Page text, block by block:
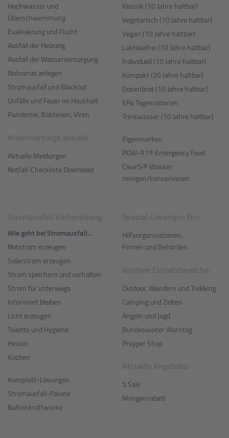
Hochwasser und
Überschwemmung
Evakuierung und Flucht
Ausfall der Heizung
Ausfall der Wasserversorgung
Notvorrat anlegen
Stromausfall und Blackout
Unfälle und Feuer im Haushalt
Pandemie, Bakterien, Viren
Aktuelle Meldungen
Notfall-Checkliste Download
Klassik (10 Jahre haltbar)
Vegetarisch (10 Jahre haltbar)
Vegan (10 Jahre haltbar)
Laktosefrei (10 Jahre haltbar)
Individuell (10 Jahre haltbar)
Kompakt (20 Jahre haltbar)
Dosenbrot (10 Jahre haltbar)
EPa Tagesrationen
Trinkwasser (10 Jahre haltbar)
Eigenmarken
POW-R1® Emergency Food
ClearSi® Wasser
reinigen/konservieren
Wie geht bei Stromausfall...
Notstrom erzeugen
Solarstrom erzeugen
Strom speichern und vorhalten
Strom für unterwegs
Informiert bleiben
Licht erzeugen
Toilette und Hygiene
Heizen
Kochen
Komplett-Lösungen
Stromausfall-Pakete
Balkonkraftwerke
Hilfsorganisationen,
Firmen und Behörden
Outdoor, Wandern und Trekking
Camping und Zelten
Angeln und Jagd
Bundesweiter Warntag
Prepper Shop
% Sale
Mengenrabatt